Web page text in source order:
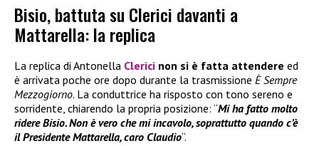
Bisio, battuta su Clerici davanti a
Mattarella: la replica
La replica di Antonella Clerici non si è fatta attendere ed
è arrivata poche ore dopo durante la trasmissione È Sempre
Mezzogiorno. La conduttrice ha risposto con tono sereno e
sorridente, chiarendo la propria posizione: “Mi ha fatto molto
ridere Bisio. Non è vero che mi incavolo, soprattutto quando c’è
il Presidente Mattarella, caro Claudio“.